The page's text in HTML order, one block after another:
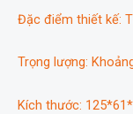
Đặc điểm thiết kế:
Trọng lượng:
Kích thước: